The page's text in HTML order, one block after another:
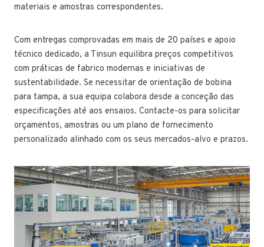
materiais e amostras correspondentes.
Com entregas comprovadas em mais de 20 países e apoio
técnico dedicado, a Tinsun equilibra preços competitivos
com práticas de fabrico modernas e iniciativas de
sustentabilidade. Se necessitar de orientação de bobina
para tampa, a sua equipa colabora desde a conceção das
especificações até aos ensaios. Contacte-os para solicitar
orçamentos, amostras ou um plano de fornecimento
personalizado alinhado com os seus mercados-alvo e prazos.